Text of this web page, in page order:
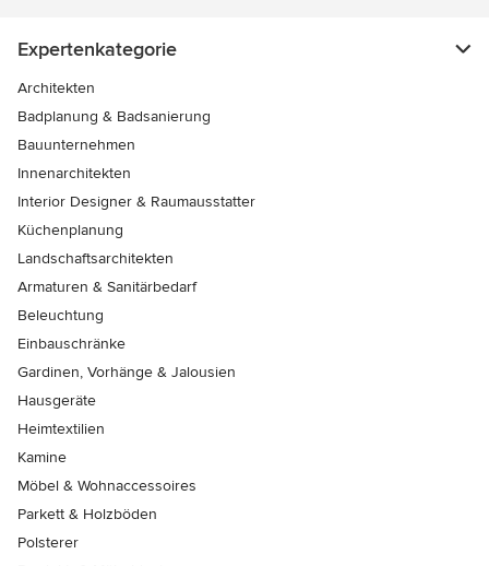
Expertenkategorie
Architekten
Badplanung & Badsanierung
Bauunternehmen
Innenarchitekten
Interior Designer & Raumausstatter
Küchenplanung
Landschaftsarchitekten
Armaturen & Sanitärbedarf
Beleuchtung
Einbauschränke
Gardinen, Vorhänge & Jalousien
Hausgeräte
Heimtextilien
Kamine
Möbel & Wohnaccessoires
Parkett & Holzböden
Polsterer